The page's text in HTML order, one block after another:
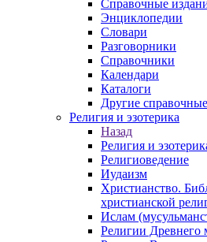
Справочные
Энциклопедии
Словари
Разговорники
Справочники
Календари
Каталоги
Другие
Религия и эзотерика
Назад
Религия и
Религиоведение
Иудаизм
Христианство.
христианской
Ислам
Религии Древнего